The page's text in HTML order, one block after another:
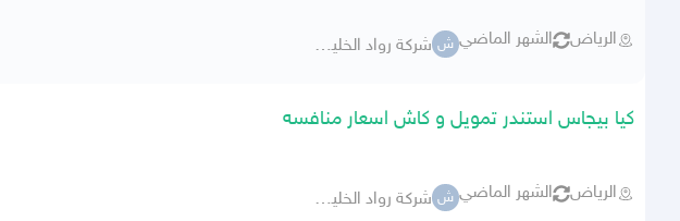
الرياض الشهر الماضي ش شركة رواد الخليج للسيارات
كيا بيجاس استندر تمويل و كاش اسعار منافسه
الرياض الشهر الماضي ش شركة رواد الخليج للسيارات